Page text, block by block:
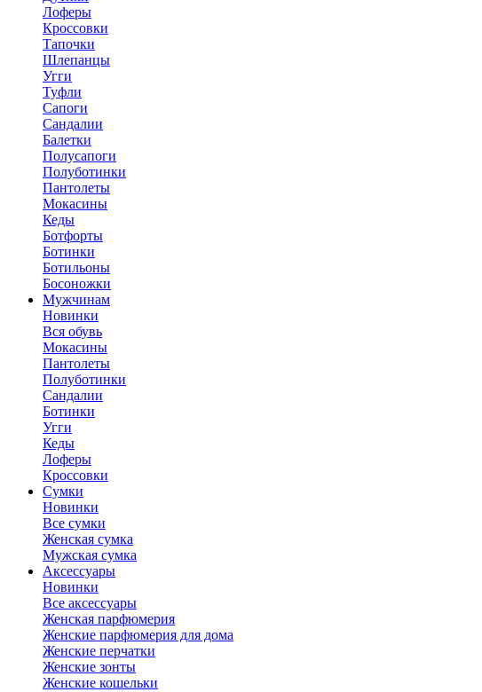
Лоферы
Кроссовки
Тапочки
Шлепанцы
Угги
Туфли
Сапоги
Сандалии
Балетки
Полусапоги
Полуботинки
Пантолеты
Мокасины
Кеды
Ботфорты
Ботинки
Ботильоны
Босоножки
Мужчинам
Новинки
Вся обувь
Мокасины
Пантолеты
Полуботинки
Сандалии
Ботинки
Угги
Кеды
Лоферы
Кроссовки
Сумки
Новинки
Все сумки
Женская сумка
Мужская сумка
Аксессуары
Новинки
Все аксессуары
Женская парфюмерия
Женские парфюмерия для дома
Женские перчатки
Женские зонты
Женские кошельки